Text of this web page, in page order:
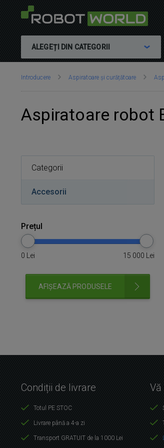
ALEGEȚI DIN CATEGORII
Vă
Introducere Aspiratoare și curățătoare
Aspiratoare robot
Categorii
Accesorii
Prețul
0 Lei 15 000 Lei
AFIȘEAZĂ PRODUSELE
Condiții de livrare
Totul PE STOC
Livrare până a 4-a zi
Transport GRATUIT de la 1000 Lei